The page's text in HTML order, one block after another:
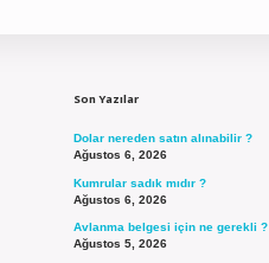
Son Yazılar
Dolar nereden satın alınabilir ?
Ağustos 6, 2026
Kumrular sadık mıdır ?
Ağustos 6, 2026
Avlanma belgesi için ne gerekli ?
Ağustos 5, 2026